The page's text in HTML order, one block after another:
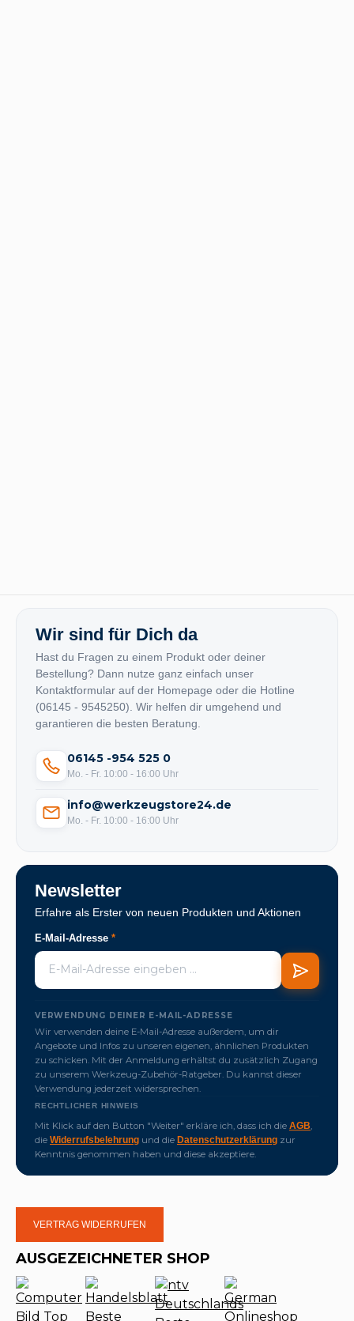
Wir sind für Dich da
Hast du Fragen zu einem Produkt oder deiner
Bestellung? Dann nutze ganz einfach unser
Kontaktformular auf der Homepage oder die Hotline
(06145 - 9545250). Wir helfen dir umgehend und
garantieren die besten Beratung.
06145 -954 525 0
Mo. - Fr. 10:00 - 16:00 Uhr
info@werkzeugstore24.de
Mo. - Fr. 10:00 - 16:00 Uhr
Newsletter
Erfahre als Erster von neuen Produkten und Aktionen
E-Mail-Adresse *
VERWENDUNG DEINER E-MAIL-ADRESSE
Wir verwenden deine E-Mail-Adresse außerdem, um dir
Angebote und Infos zu unseren eigenen, ähnlichen Produkten
zu schicken. Mit der Anmeldung erhältst du zusätzlich Zugang
zu unserem Werkzeug-Zubehör-Ratgeber. Du kannst dieser
Verwendung jederzeit widersprechen.
RECHTLICHER HINWEIS
Mit Klick auf den Button "Weiter" erkläre ich, dass ich die AGB
die Widerrufsbelehrung und die Datenschutzerklärung zur
Kenntnis genommen haben und diese akzeptiere.
VERTRAG WIDERRUFEN
AUSGEZEICHNETER SHOP